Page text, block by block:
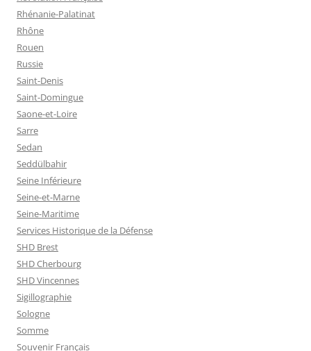
Rhénanie-Palatinat
Rhône
Rouen
Russie
Saint-Denis
Saint-Domingue
Saone-et-Loire
Sarre
Sedan
Seddülbahir
Seine Inférieure
Seine-et-Marne
Seine-Maritime
Services Historique de la Défense
SHD Brest
SHD Cherbourg
SHD Vincennes
Sigillographie
Sologne
Somme
Souvenir Français